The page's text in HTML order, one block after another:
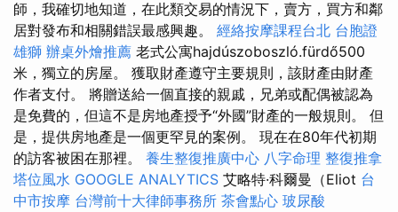
師，我確切地知道，在此類交易的情況下，賣方，買方和鄰
居對發布和相關錯誤最感興趣。 經絡按摩課程台北 台胞證
雄獅 辦桌外燴推薦 老式公寓hajdúszoboszló.fürdő500
米，獨立的房屋。 獲取財產遵守主要規則，該財產由財產
作者支付。 將贈送給一個直接的親戚，兄弟或配偶被認為
是免費的，但這不是房地產授予“外國”財產的一般規則。 但
是，提供房地產是一個更罕見的案例。 現在在80年代初期
的訪客被困在那裡。 養生整復推廣中心 八字命理 整復推拿
塔位風水 GOOGLE ANALYTICS 艾略特·科爾曼（Eliot 台
中市按摩 台灣前十大律師事務所 茶會點心 玻尿酸